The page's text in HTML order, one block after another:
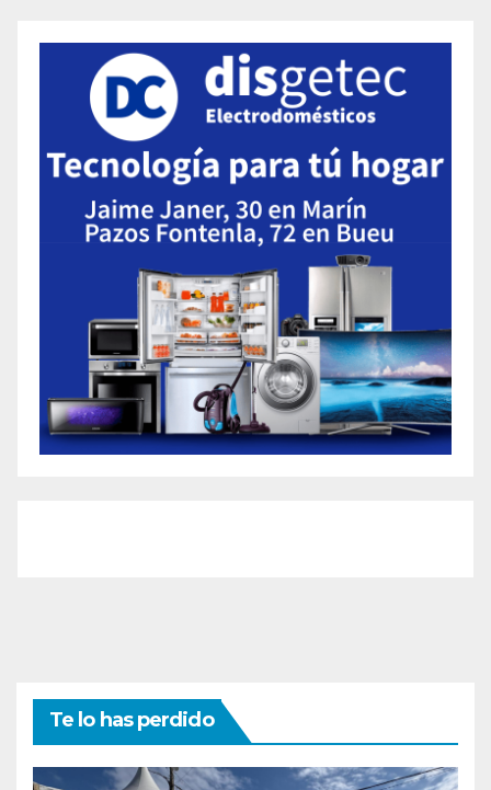
Te lo has perdido